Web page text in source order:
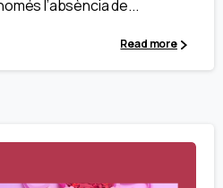
l’absència de...
Read more